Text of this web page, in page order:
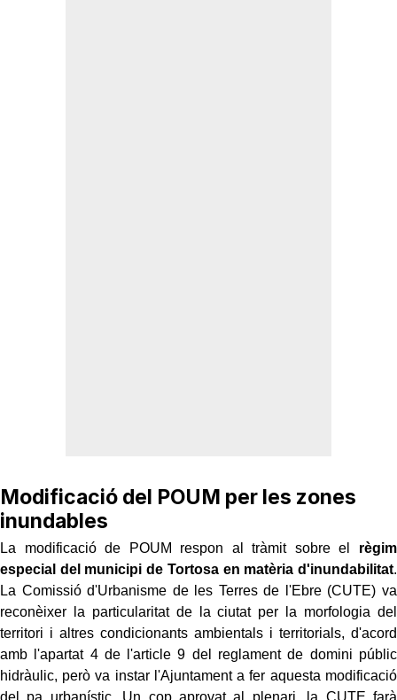
Modificació del POUM per les zones
inundables
La modificació de POUM respon al tràmit sobre el règim
especial del municipi de Tortosa en matèria d'inundabilitat.
La Comissió d'Urbanisme de les Terres de l'Ebre (CUTE) va
reconèixer la particularitat de la ciutat per la morfologia del
territori i altres condicionants ambientals i territorials, d'acord
amb l'apartat 4 de l'article 9 del reglament de domini públic
hidràulic, però va instar l'Ajuntament a fer aquesta modificació
del pa urbanístic. Un cop aprovat al plenari, la CUTE farà